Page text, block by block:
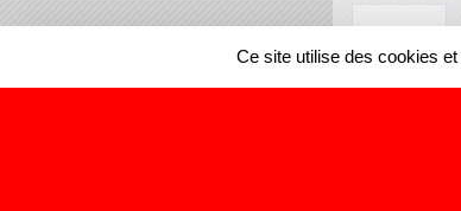
Ce site utilise des cookies